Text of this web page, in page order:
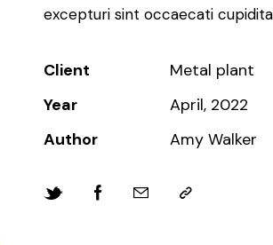
excepturi sint occaecati
Client
Metal plant
Year
April, 2022
Author
Amy Walker
Twitter Facebook
Email
Copy